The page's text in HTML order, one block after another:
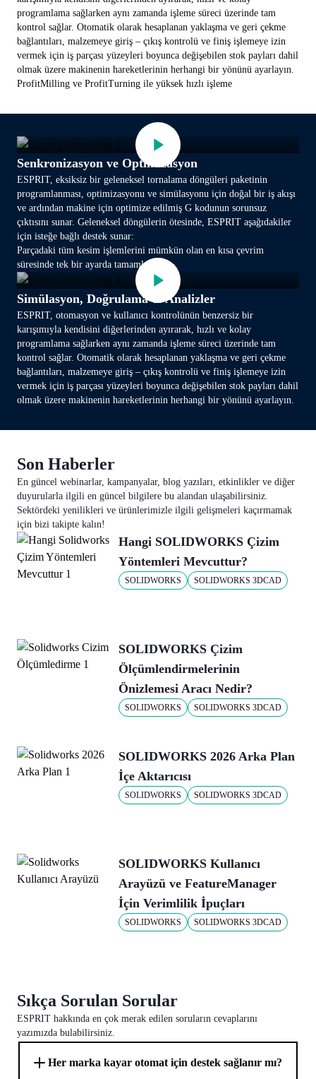
programlama sağlarken aynı zamanda işleme süreci üzerinde tam
kontrol sağlar. Otomatik olarak hesaplanan yaklaşma ve geri çekme
bağlantıları, malzemeye giriş – çıkış kontrolü ve finiş işlemeye izin
vermek için iş parçası yüzeyleri boyunca değişebilen stok payları dahil
olmak üzere makinenin hareketlerinin herhangi bir yönünü ayarlayın.
ProfitMilling ve ProfitTurning ile yüksek hızlı işleme
Senkronizasyon ve Optimizasyon
ESPRIT, eksiksiz bir geleneksel tornalama döngüleri paketinin
programlanması, optimizasyonu ve simülasyonu için doğal bir iş akışı
ve ardından makine için optimize edilmiş G kodunun sorunsuz
çıktısını sunar. Geleneksel döngülerin ötesinde, ESPRIT aşağıdakiler
için isteğe bağlı destek sunar:
Parçadaki tüm kesim işlemlerini mümkün olan en kısa çevrim
süresinde tek bir ayarda tamamlayın.
Simülasyon, Doğrulama & Analizler
ESPRIT, otomasyon ve kullanıcı kontrolünün benzersiz bir
karışımıyla kendisini diğerlerinden ayırarak, hızlı ve kolay
programlama sağlarken aynı zamanda işleme süreci üzerinde tam
kontrol sağlar. Otomatik olarak hesaplanan yaklaşma ve geri çekme
bağlantıları, malzemeye giriş – çıkış kontrolü ve finiş işlemeye izin
vermek için iş parçası yüzeyleri boyunca değişebilen stok payları dahil
olmak üzere makinenin hareketlerinin herhangi bir yönünü ayarlayın.
Son Haberler
En güncel webinarlar, kampanyalar, blog yazıları, etkinlikler ve diğer
duyurularla ilgili en güncel bilgilere bu alandan ulaşabilirsiniz.
Sektördeki yenilikleri ve ürünlerimizle ilgili gelişmeleri kaçırmamak
için bizi takipte kalın!
Hangi SOLIDWORKS Çizim
Yöntemleri Mevcuttur?
SOLIDWORKS SOLIDWORKS 3DCAD
SOLIDWORKS Çizim
Ölçümlendirmelerinin
Önizlemesi Aracı Nedir?
SOLIDWORKS SOLIDWORKS 3DCAD
SOLIDWORKS 2026 Arka Plan
İçe Aktarıcısı
SOLIDWORKS SOLIDWORKS 3DCAD
SOLIDWORKS Kullanıcı
Arayüzü ve FeatureManager
İçin Verimlilik İpuçları
SOLIDWORKS SOLIDWORKS 3DCAD
Sıkça Sorulan Sorular
ESPRIT hakkında en çok merak edilen soruların cevaplarını
yazımızda bulabilirsiniz.
Her marka kayar otomat için destek sağlanır mı?